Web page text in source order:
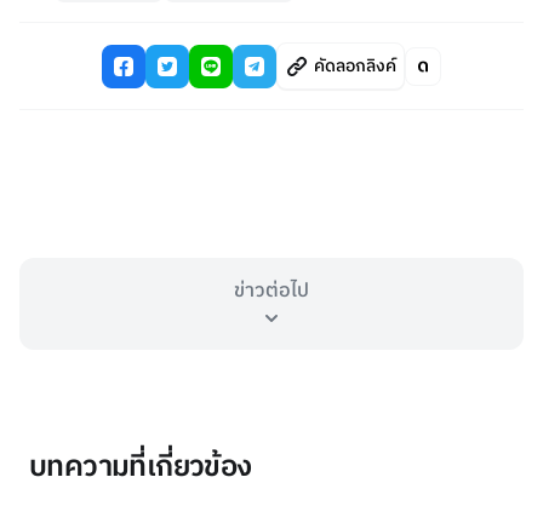
คัดลอกลิงค์
ข่าวต่อไป
บทความที่เกี่ยวข้อง